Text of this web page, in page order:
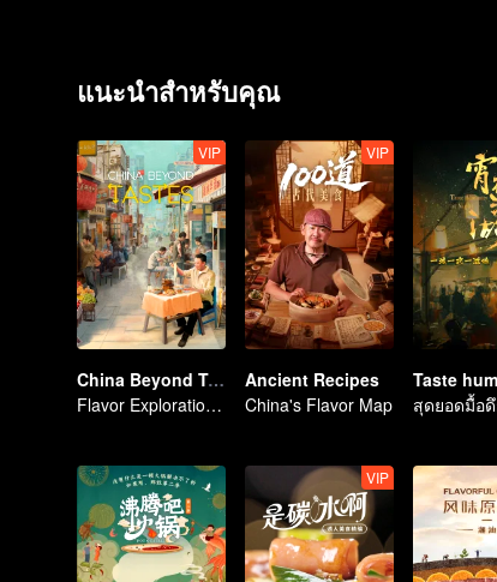
แนะนำสำหรับคุณ
VIP
China Beyond Tastes
Flavor Exploration Journey of Chen Xiaoqing
VIP
Ancient Recipes
China's Flavor Map
VIP